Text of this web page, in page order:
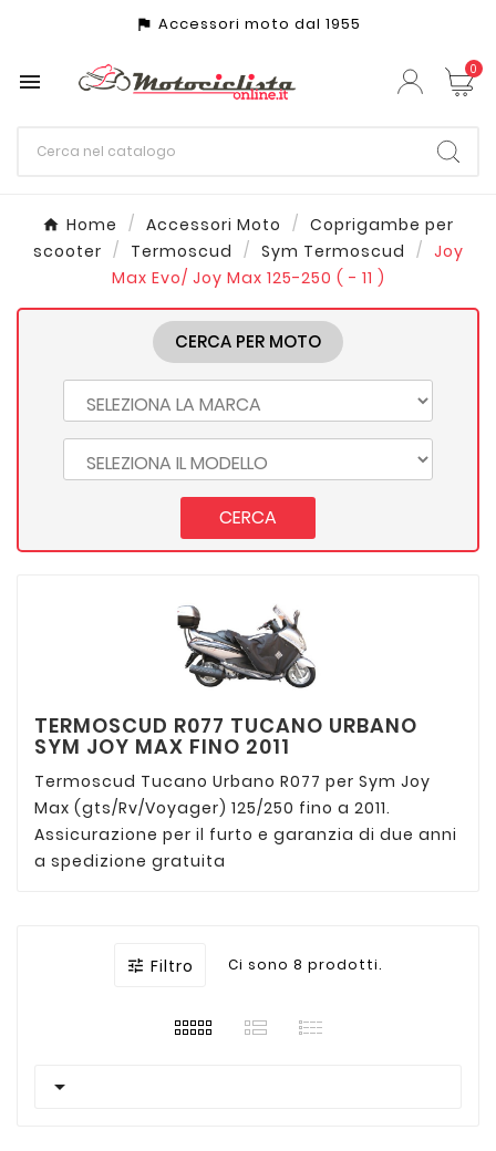
assistant_photo Accessori moto dal 1955
 0
Home Accessori Moto
Coprigambe per
scooter
Termoscud Sym Termoscud
Joy
Max Evo/ Joy Max 125-250 ( - 11 )
CERCA PER MOTO
CERCA
TERMOSCUD R077 TUCANO URBANO
SYM JOY MAX FINO 2011
Termoscud Tucano Urbano R077 per Sym Joy
Max (gts/Rv/Voyager) 125/250 fino a 2011.
Assicurazione per il furto e garanzia di due anni
a spedizione gratuita
 Filtro Ci sono 8 prodotti.
